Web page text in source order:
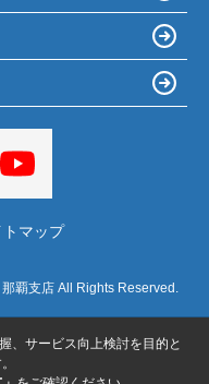
トマップ
覇支店 All Rights Reserved.
、サービス向上検討を目的と